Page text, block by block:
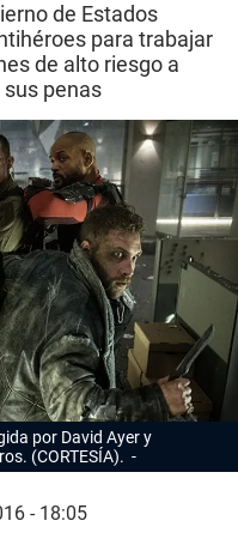
de Estados
para trabajar
de alto riesgo a
penas
por David Ayer y
(CORTESÍA).
- 18:05